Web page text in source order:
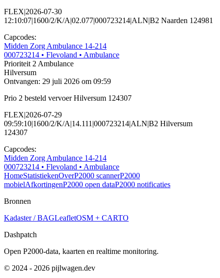
FLEX|2026-07-30
12:10:07|1600/2/K/A|02.077|000723214|ALN|B2 Naarden 124981
Capcodes:
Midden Zorg Ambulance 14-214
000723214 • Flevoland • Ambulance
Prioriteit 2 Ambulance
Hilversum
Ontvangen: 29 juli 2026 om 09:59
Prio 2 besteld vervoer Hilversum 124307
FLEX|2026-07-29
09:59:10|1600/2/K/A|14.111|000723214|ALN|B2 Hilversum
124307
Capcodes:
Midden Zorg Ambulance 14-214
000723214 • Flevoland • Ambulance
HomeStatistiekenOverP2000 scannerP2000
mobielAfkortingenP2000 open dataP2000 notificaties
Bronnen
Kadaster / BAGLeafletOSM + CARTO
Dashpatch
Open P2000-data, kaarten en realtime monitoring.
© 2024 - 2026 pijlwagen.dev